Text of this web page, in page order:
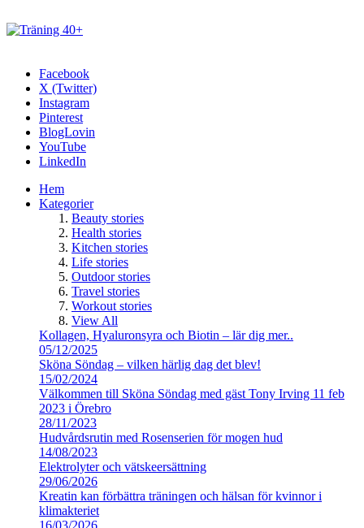
Facebook
X (Twitter)
Instagram
Pinterest
BlogLovin
YouTube
LinkedIn
Hem
Kategorier
Beauty stories
Health stories
Kitchen stories
Life stories
Outdoor stories
Travel stories
Workout stories
View All
Kollagen, Hyaluronsyra och Biotin – lär dig mer..
05/12/2025
Sköna Söndag – vilken härlig dag det blev!
15/02/2024
Välkommen till Sköna Söndag med gäst Tony Irving 11 feb
2023 i Örebro
28/11/2023
Hudvårdsrutin med Rosenserien för mogen hud
14/08/2023
Elektrolyter och vätskeersättning
29/06/2026
Kreatin kan förbättra träningen och hälsan för kvinnor i
klimakteriet
16/03/2026